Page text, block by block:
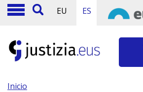
EU ES
Inicio